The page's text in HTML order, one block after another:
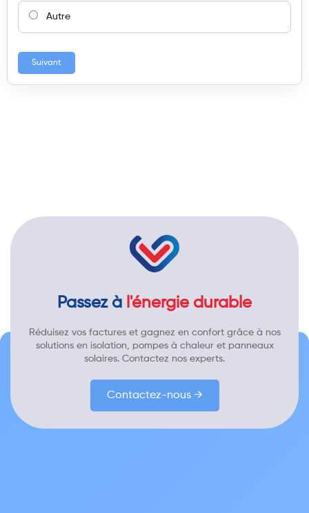
Autre
Suivant
Passez à l'énergie durable
Réduisez vos factures et gagnez en confort grâce à nos
solutions en isolation, pompes à chaleur et panneaux
solaires. Contactez nos experts.
Contactez-nous →